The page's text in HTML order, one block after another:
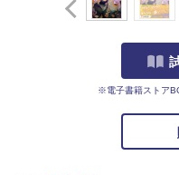
※電子書籍ストア